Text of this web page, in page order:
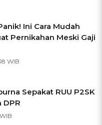
Ini Cara Mudah
Pernikahan Meski Gaji
WIB
Sepakat RUU P2SK
DPR